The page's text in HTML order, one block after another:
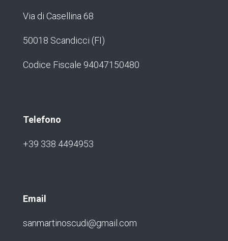
Via di Casellina 68
50018 Scandicci (FI)
Codice Fiscale 94047150480
Telefono
+39 338 4494953
Email
sanmartinoscudi@gmail.com